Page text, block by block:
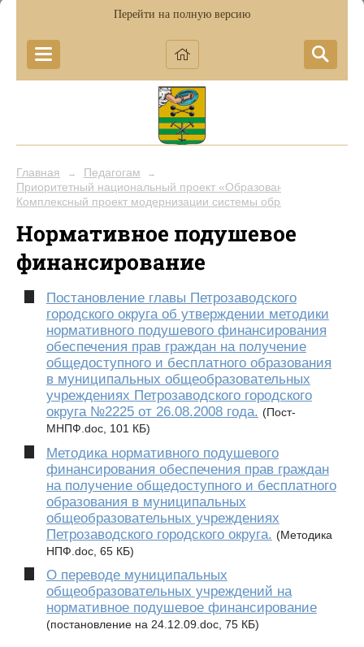
Перейти на полную версию
Главная → Педагогам →
Приоритетный национальный проект «Образование»
Комплексный проект модернизации системы образования
Нормативное подушевое
финансирование
Постановление главы Петрозаводского
городского округа об утверждении методики
нормативного подушевого финансирования
обеспечения прав граждан на получение
общедоступного и бесплатного образования
в муниципальных общеобразовательных
учреждениях Петрозаводского городского
округа №2225 от 26.08.2008 года. (Пост-
МНПФ.doc, 101 КБ)
Методика нормативного подушевого
финансирования обеспечения прав граждан
на получение общедоступного и бесплатного
образования в муниципальных
общеобразовательных учреждениях
Петрозаводского городского округа. (Методика
НПФ.doc, 65 КБ)
О переводе муниципальных
общеобразовательных учреждений на
нормативное подушевое финансирование
(постановление на 24.12.09.doc, 75 КБ)